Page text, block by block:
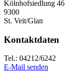
Kölnhofsiedlung 46
9300
St. Veit/Glan
Kontaktdaten
Tel.: 04212/6242
E-Mail senden